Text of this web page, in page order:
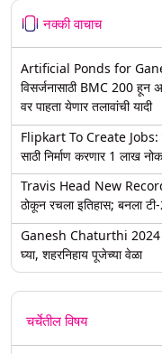
नक्की वाचाच
Artificial Ponds for
विसर्जनासाठी BMC 200
वर पाहता येणार तलावांची यादी
Flipkart To Create Jobs:
साठी निर्माण करणार 1 लाख
Travis Head New
ठोकून रचला इतिहास; बनला
Ganesh Chaturthi 2024
घ्या, शहरनिहाय पूजेच्या वेळा
चर्चेतील विषय